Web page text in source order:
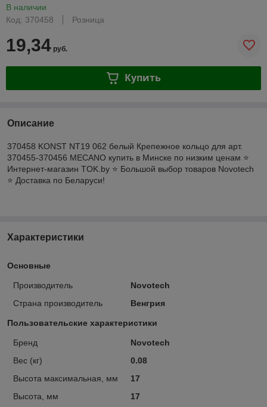
В наличии
Код: 370458
Розница
19,34 руб.
Купить
Описание
370458 KONST NT19 062 белый Крепежное кольцо для арт.
370455-370456 MECANO купить в Минске по низким ценам ⭐️
Интернет-магазин TOK.by ⭐️ Большой выбор товаров Novotech
⭐️ Доставка по Беларуси!
Характеристики
Основные
Производитель
Novotech
Страна производитель
Венгрия
Пользовательские характеристики
Бренд
Novotech
Вес (кг)
0.08
Высота максимальная, мм
17
Высота, мм
17